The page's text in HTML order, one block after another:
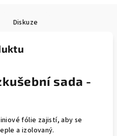
Diskuze
sada -
fólie zajistí, aby se
a izolovaný.